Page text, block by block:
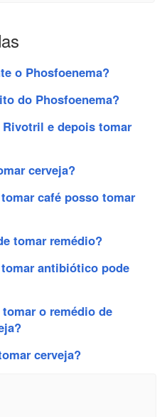
o Phosfoenema?
do Phosfoenema?
e depois tomar
cerveja?
café posso tomar
tomar remédio?
antibiótico pode
o remédio de
cerveja?